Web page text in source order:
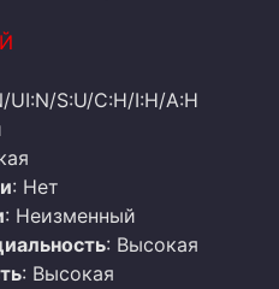
UI:N/S:U/C:H/I:H/A:H
: Нет
: Неизменный
: Высокая
: Высокая